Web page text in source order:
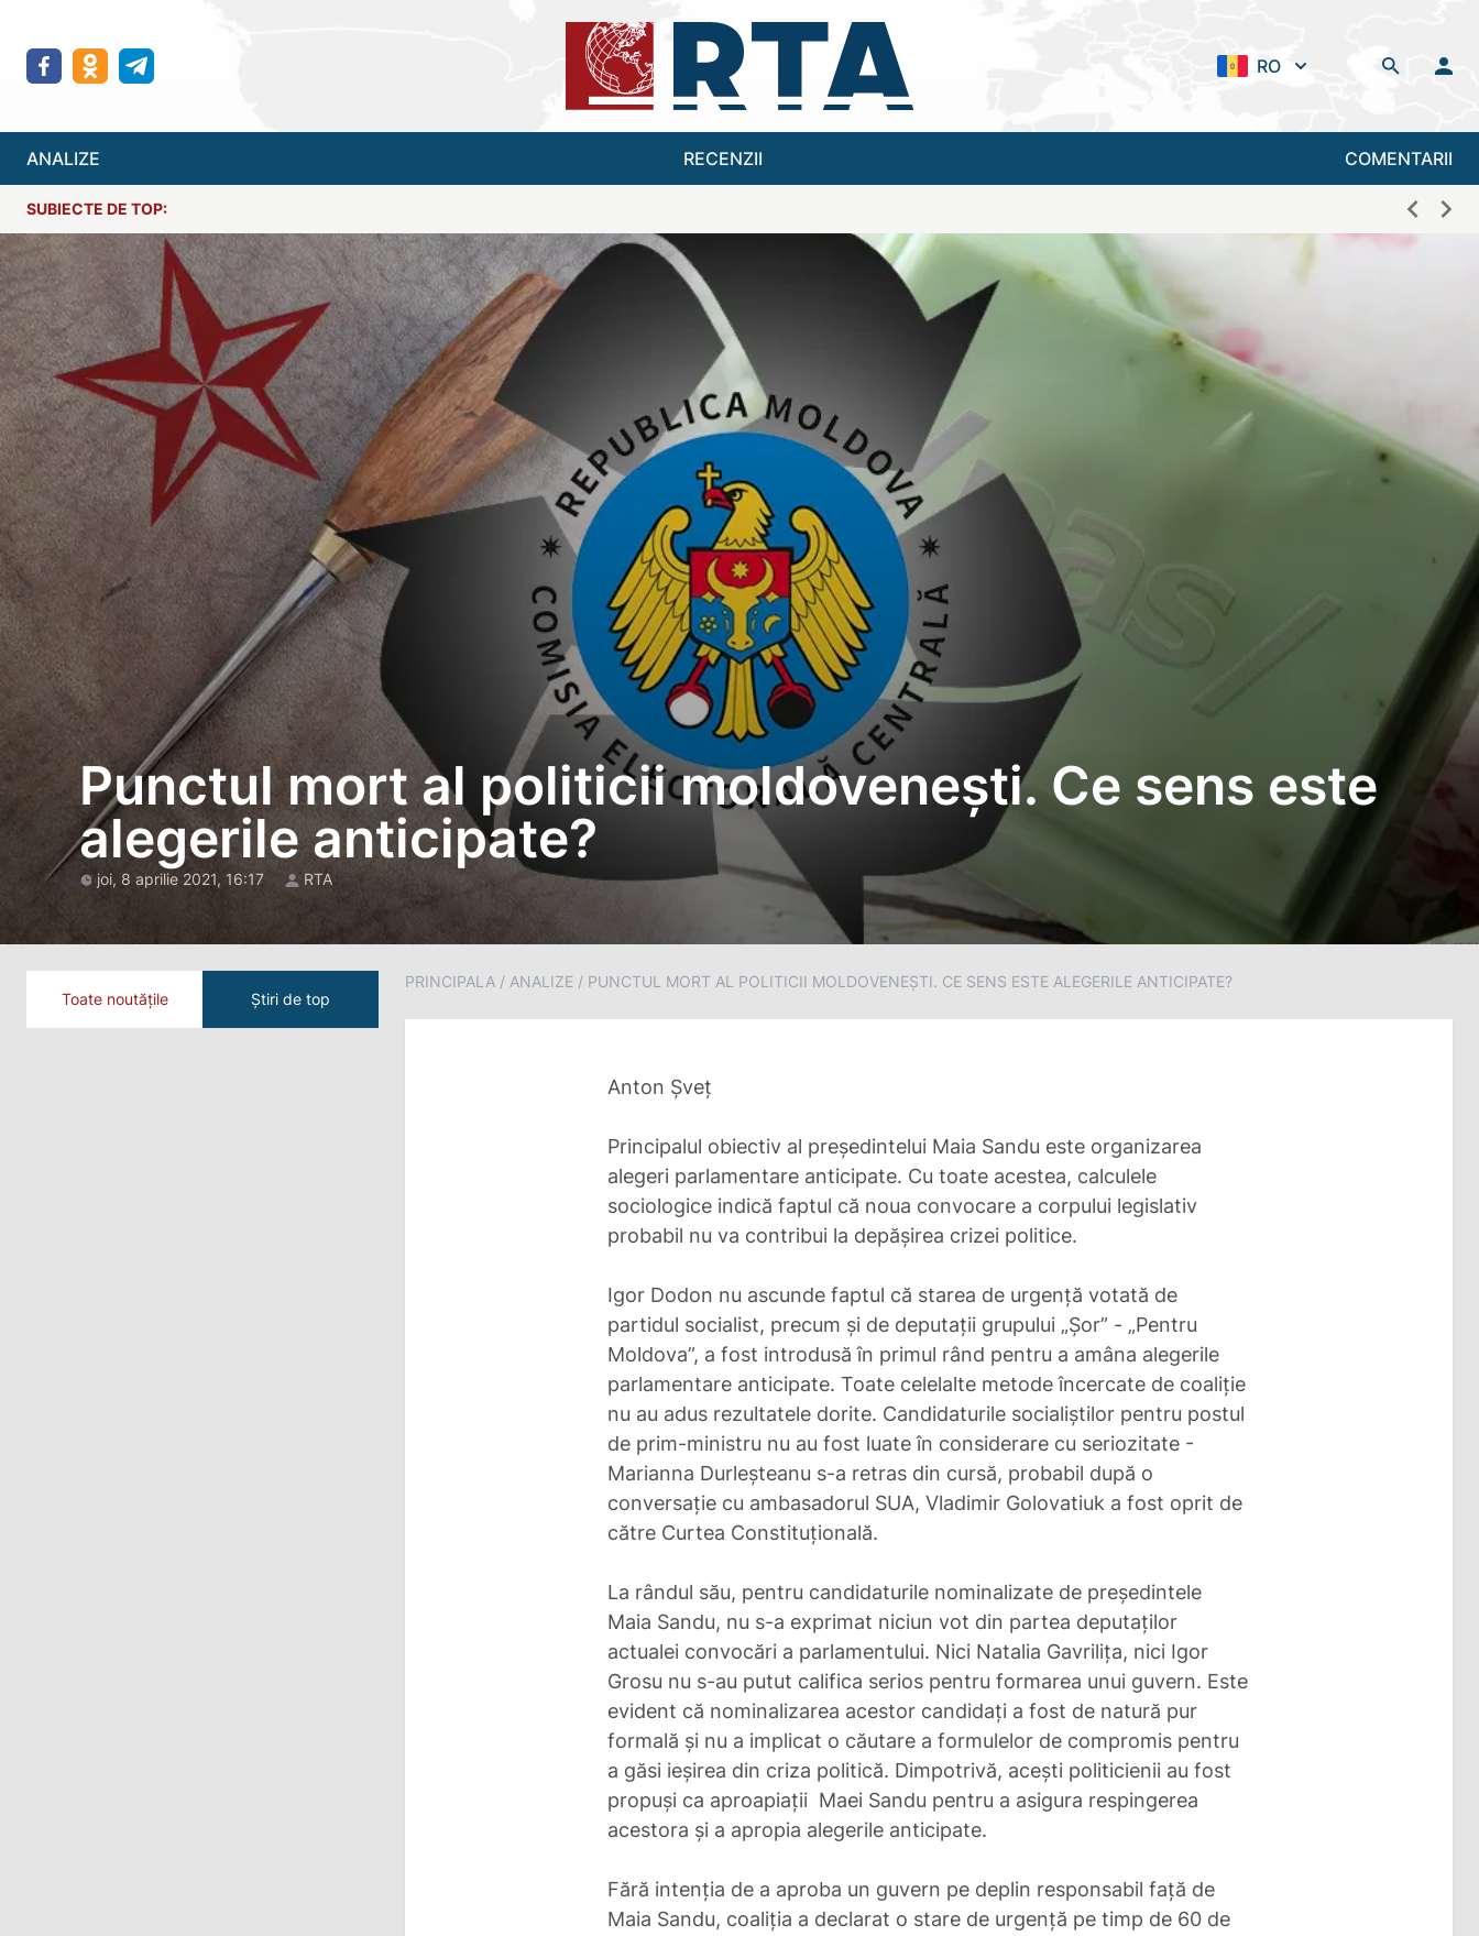
RO
ANALIZE RECENZII COMENTARII
SUBIECTE DE TOP:
Punctul mort al politicii moldovenești. Ce sens este
alegerile anticipate?
joi, 8 aprilie 2021, 16:17 RTA
Toate noutățile Știri de top
PRINCIPALA / ANALIZE / PUNCTUL MORT AL POLITICII MOLDOVENEȘTI. CE SENS ESTE ALEGERILE ANTICIPATE?
Anton Șveț
Principalul obiectiv al președintelui Maia Sandu este organizarea
alegeri parlamentare anticipate. Cu toate acestea, calculele
sociologice indică faptul că noua convocare a corpului legislativ
probabil nu va contribui la depășirea crizei politice.
Igor Dodon nu ascunde faptul că starea de urgență votată de
partidul socialist, precum și de deputații grupului „Șor” - „Pentru
Moldova”, a fost introdusă în primul rând pentru a amâna alegerile
parlamentare anticipate. Toate celelalte metode încercate de coaliție
nu au adus rezultatele dorite. Candidaturile socialiștilor pentru postul
de prim-ministru nu au fost luate în considerare cu seriozitate -
Marianna Durleșteanu s-a retras din cursă, probabil după o
conversație cu ambasadorul SUA, Vladimir Golovatiuk a fost oprit de
către Curtea Constituțională.
La rândul său, pentru candidaturile nominalizate de președintele
Maia Sandu, nu s-a exprimat niciun vot din partea deputaților
actualei convocări a parlamentului. Nici Natalia Gavrilița, nici Igor
Grosu nu s-au putut califica serios pentru formarea unui guvern. Este
evident că nominalizarea acestor candidați a fost de natură pur
formală și nu a implicat o căutare a formulelor de compromis pentru
a găsi ieșirea din criza politică. Dimpotrivă, acești politicienii au fost
propuși ca aproapiații Maei Sandu pentru a asigura respingerea
acestora și a apropia alegerile anticipate.
Fără intenția de a aproba un guvern pe deplin responsabil față de
Maia Sandu, coaliția a declarat o stare de urgență pe timp de 60 de